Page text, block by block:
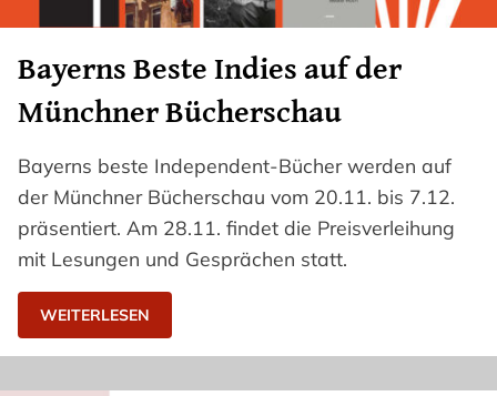
Bayerns Beste Indies auf der
Münchner Bücherschau
Bayerns beste Independent-Bücher werden auf
der Münchner Bücherschau vom 20.11. bis 7.12.
präsentiert. Am 28.11. findet die Preisverleihung
mit Lesungen und Gesprächen statt.
WEITERLESEN